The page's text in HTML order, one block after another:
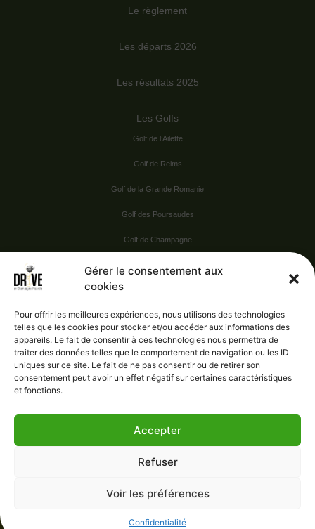
Gérer le consentement aux
cookies
Pour offrir les meilleures expériences, nous utilisons des technologies
telles que les cookies pour stocker et/ou accéder aux informations des
appareils. Le fait de consentir à ces technologies nous permettra de
traiter des données telles que le comportement de navigation ou les ID
uniques sur ce site. Le fait de ne pas consentir ou de retirer son
consentement peut avoir un effet négatif sur certaines caractéristiques
et fonctions.
Accepter
Refuser
Voir les préférences
Confidentialité
Le règlement
Les départs 2026
Les résultats 2025
Les Golfs
Golf de l’Ailette
Golf de Reims
Golf de la Grande Romanie
Golf des Poursaudes
Golf de Champagne
Vie pratique
Nous contacter
e-Progest- 2023
Administration